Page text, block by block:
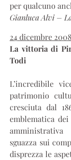
per qualcuno
Gianluca Alvi –
24 dicembre 2008
La vittoria di
Todi
L’incredibile
patrimonio
cresciuta dal
emblematica
sguazza sui
disprezza le